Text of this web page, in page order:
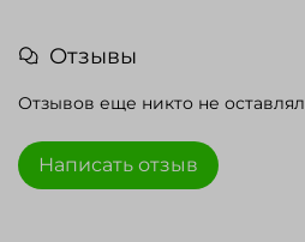
Отзывы
Отзывов еще никто не оставлял
Написать отзыв